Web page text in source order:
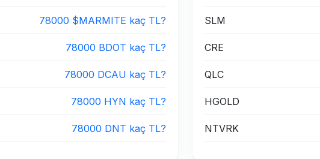
78000 $MARMITE kaç TL?
78000 BDOT kaç TL?
78000 DCAU kaç TL?
78000 HYN kaç TL?
78000 DNT kaç TL?
SLM
CRE
QLC
HGOLD
NTVRK